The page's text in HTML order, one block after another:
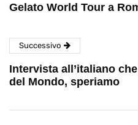
Gelato World Tour a
Successivo
Intervista all’italiano
del Mondo, speriamo